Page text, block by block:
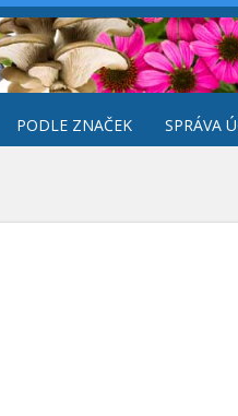
PODLE ZNAČEK SPRÁVA